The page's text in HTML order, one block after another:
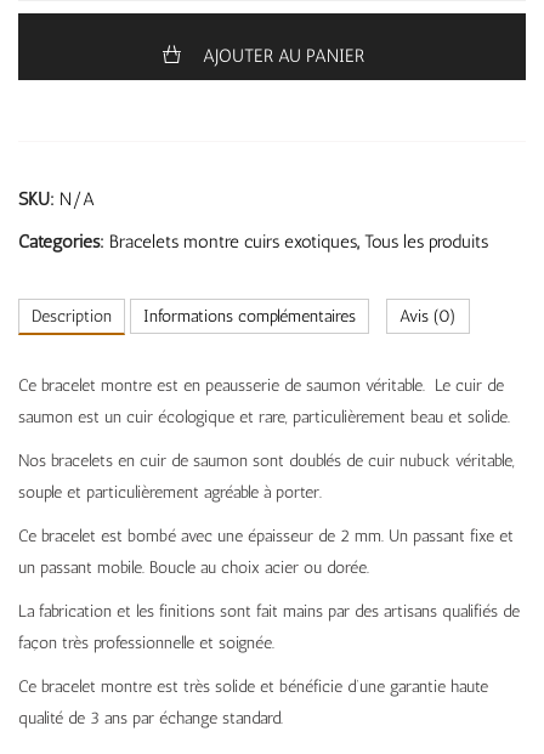
AJOUTER AU PANIER
SKU: N/A
Categories: Bracelets montre cuirs exotiques, Tous les produits
Description Informations complémentaires Avis (0)
Ce bracelet montre est en peausserie de saumon véritable. Le cuir de
saumon est un cuir écologique et rare, particulièrement beau et solide.
Nos bracelets en cuir de saumon sont doublés de cuir nubuck véritable,
souple et particulièrement agréable à porter.
Ce bracelet est bombé avec une épaisseur de 2 mm. Un passant fixe et
un passant mobile. Boucle au choix acier ou dorée.
La fabrication et les finitions sont fait mains par des artisans qualifiés de
façon très professionnelle et soignée.
Ce bracelet montre est très solide et bénéficie d’une garantie haute
qualité de 3 ans par échange standard.